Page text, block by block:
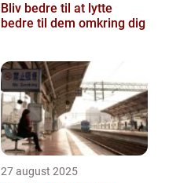
Bliv bedre til at lytte
bedre til dem omkring dig
27 august 2025